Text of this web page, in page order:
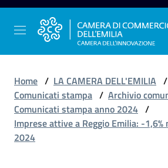
Vai al contenuto
Vai alla navigazione
Vai al footer
La
Camera
Home / LA CAMERA DELL'EMILIA /
Comunicati stampa / Archivio
Comunicati stampa anno 2024 /
Imprese attive a Reggio Emilia: -
2024